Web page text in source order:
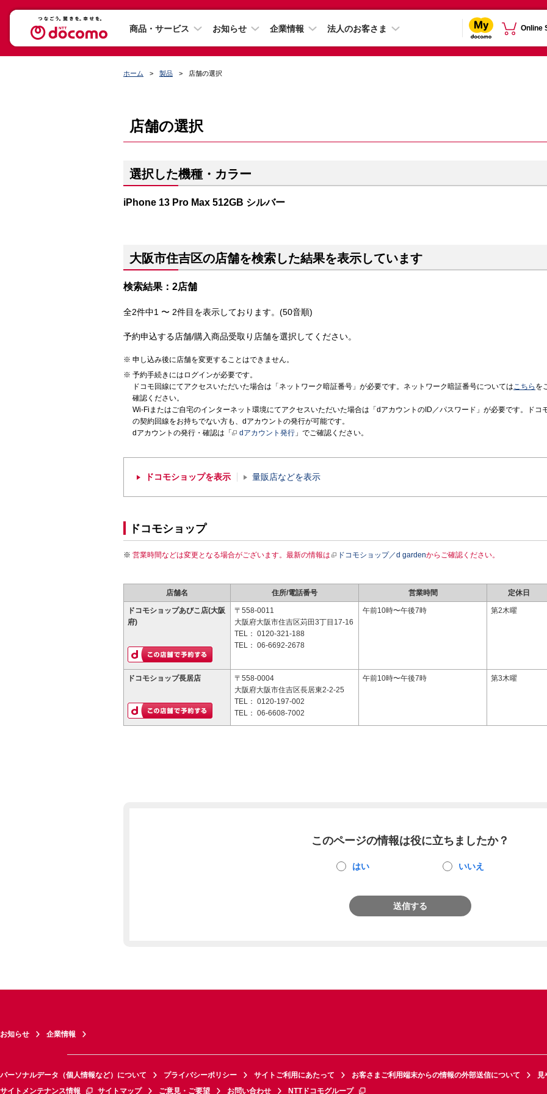
商品・サービス お知らせ 企業情報 法人のお客さま Online
ホーム 製品 店舗の選択
店舗の選択
選択した機種・カラー
iPhone 13 Pro Max 512GB シルバー
大阪市住吉区の店舗を検索した結果を表示しています
検索結果：2店舗
全2件中1 〜 2件目を表示しております。(50音順)
予約申込する店舗/購入商品受取り店舗を選択してください。
申し込み後に店舗を変更することはできません。
予約手続きにはログインが必要です。
ドコモ回線にてアクセスいただいた場合は「ネットワーク暗証番号」が必要です。ネットワーク暗証番号についてはこちら を
確認ください。
Wi-Fiまたはご自宅のインターネット環境にてアクセスいただいた場合は「dアカウントのID／パスワード」が必要です。ドコ
の契約回線をお持ちでない方も、dアカウントの発行が可能です。
dアカウントの発行・確認は「
dアカウント発行 」でご確認ください。
ドコモショップを表示 量販店などを表示
ドコモショップ
営業時間などは変更となる場合がございます。最新の情報は ドコモショップ／d gardenからご確認ください。
店舗名 住所/電話番号 営業時間 定休日
ドコモショップあびこ店(大阪
府)
〒558-0011
大阪府大阪市住吉区苅田3丁目17-16
TEL： 0120-321-188
TEL： 06-6692-2678
午前10時〜午後7時 第2木曜
ドコモショップ長居店
〒558-0004
大阪府大阪市住吉区長居東2-2-25
TEL： 0120-197-002
TEL： 06-6608-7002
午前10時〜午後7時 第3木曜
このページの情報は役に立ちましたか？
はい いいえ
送信する
お知らせ 企業情報
パーソナルデータ（個人情報など）について プライバシーポリシー サイトご利用にあたって お客さまご利用端末からの情報の外部送信について
見
サイトメンテナンス情報
サイトマップ ご意見・ご要望 お問い合わせ NTTドコモグループ